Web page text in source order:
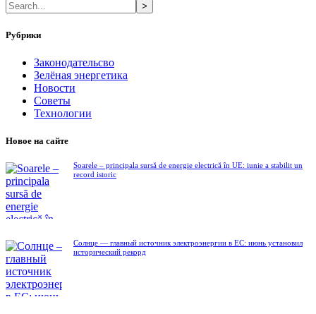
>
Рубрики
Законодательсво
Зелёная энергетика
Новости
Советы
Технологии
Новое на сайте
Soarele – principala sursă de energie electrică în UE: iunie a stabilit un
record istoric
Солнце — главный источник электроэнергии в ЕС: июнь установил
исторический рекорд